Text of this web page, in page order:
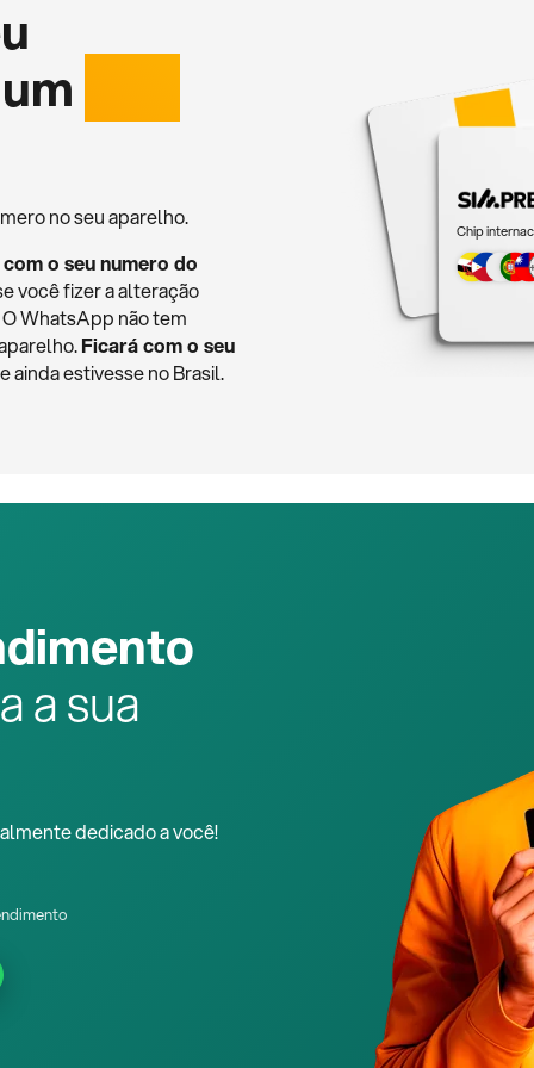
no seu aparelho.
o seu numero do
você fizer a alteração
WhatsApp não tem
Ficará com o seu
estivesse no Brasil.
Chip
a sua
dedicado a você!